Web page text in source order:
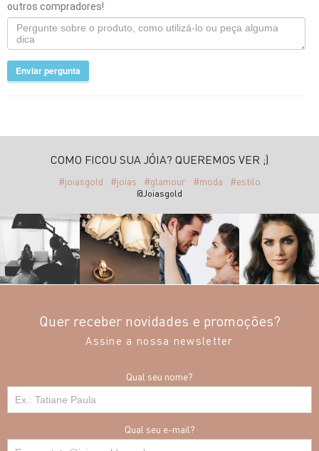
outros compradores!
Enviar pergunta
COMO FICOU SUA JÓIA? QUEREMOS VER ;)
#joiasgold #joias #glamour #moda #estilo
@Joiasgold
Quer receber novidades e promoções?
Assine a nossa newsletter
Qual seu nome?
Qual seu e-mail?